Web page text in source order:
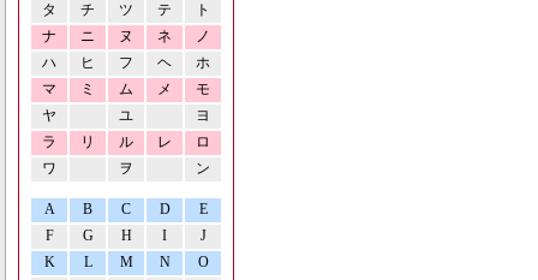
タ
チ ツ テ
ト
ナ
ニ ヌ ネ
ノ
ハ
ヒ フ ヘ
ホ
マ
ミ ム メ
モ
ヤ
ユ
ヨ
ラ
リ ル レ
ロ
ワ
ヲ ン
A B C D
E
F
G H I
J
K
L M N O